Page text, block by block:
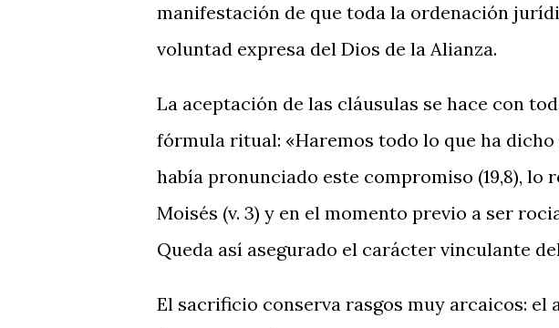
manifestación de que toda la ordenación
voluntad expresa del Dios de la Alianza.
La aceptación de las cláusulas se hace con
fórmula ritual: «Haremos todo lo que ha dicho
había pronunciado este compromiso (19,8), lo
Moisés (v. 3) y en el momento previo a ser
Queda así asegurado el carácter vinculante
El sacrificio conserva rasgos muy ar­caicos: